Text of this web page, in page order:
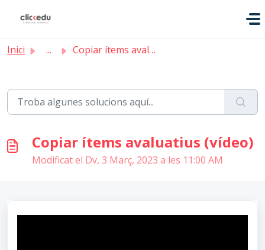
Inici ... Copiar ítems avaluatius (vídeo)
Copiar ítems avaluatius (vídeo)
Modificat el Dv, 3 Març, 2023 a les 11:00 AM